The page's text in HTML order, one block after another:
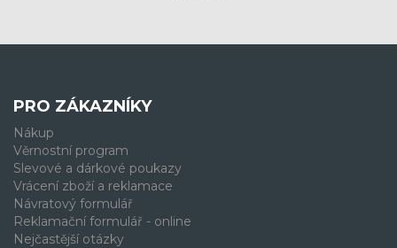
PRO ZÁKAZNÍKY
Nákup
Věrnostní program
Slevové a dárkové poukazy
Vrácení zboží a reklamace
Návratový formulář
Reklamační formulář - online
Nejčastější otázky